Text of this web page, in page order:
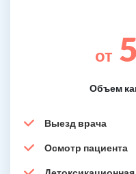
от
Объем
Выезд врача
Осмотр пациента